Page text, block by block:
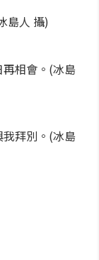
島人 攝)
相會。(冰島
拜別。(冰島